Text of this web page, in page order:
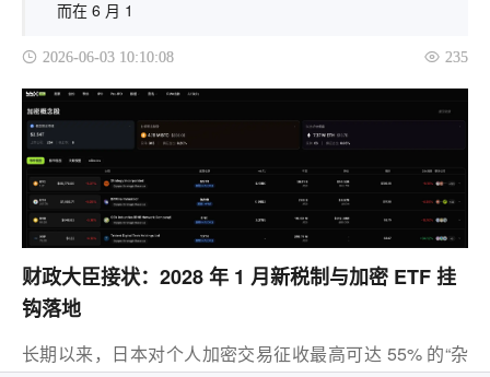
而在 6 月 1
2026-06-03 10:10:08 235
财政大臣接状：2028 年 1 月新税制与加密 ETF 挂
钩落地
长期以来，日本对个人加密交易征收最高可达 55% 的“杂